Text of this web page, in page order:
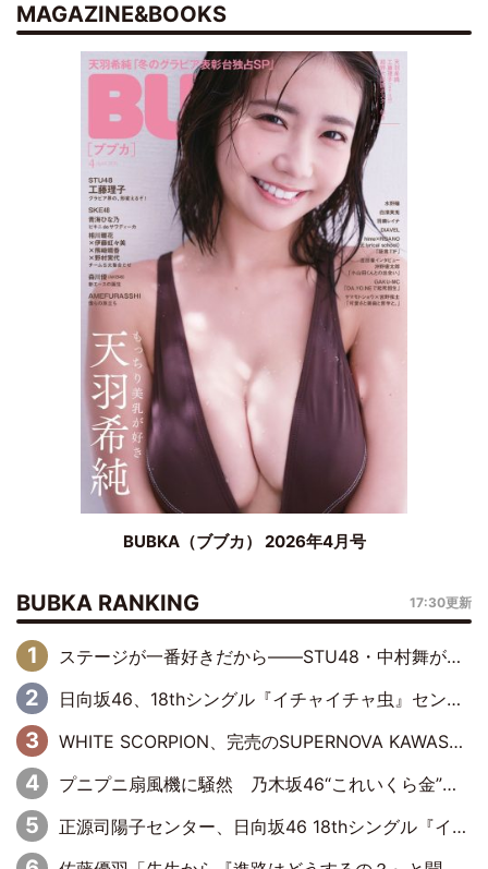
MAGAZINE&BOOKS
BUBKA（ブブカ） 2026年4月号
BUBKA RANKING 17:30更新
ステージが一番好きだから――STU48・中村舞が描く“これからの私”
日向坂46、18thシングル『イチャイチャ虫』センターは正源司陽子に決定& 佐藤優羽や平岡海月など、“ひなた坂46”からの選抜入りも注目！
WHITE SCORPION、完売のSUPERNOVA KAWASAKIで沸いた“着席型LIVE” 『BASE Live #16』昼公演リポート
プニプニ扇風機に騒然 乃木坂46“これいくら金”延長中は今回もわちゃわちゃ全開
正源司陽子センター、日向坂46 18thシングル『イチャイチャ虫』新ビジュアル公開